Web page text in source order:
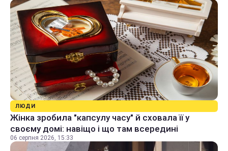
ЛЮДИ
Жінка зробила "капсулу часу" й сховала її у
своєму домі: навіщо і що там всередині
06 серпня 2026, 15:33